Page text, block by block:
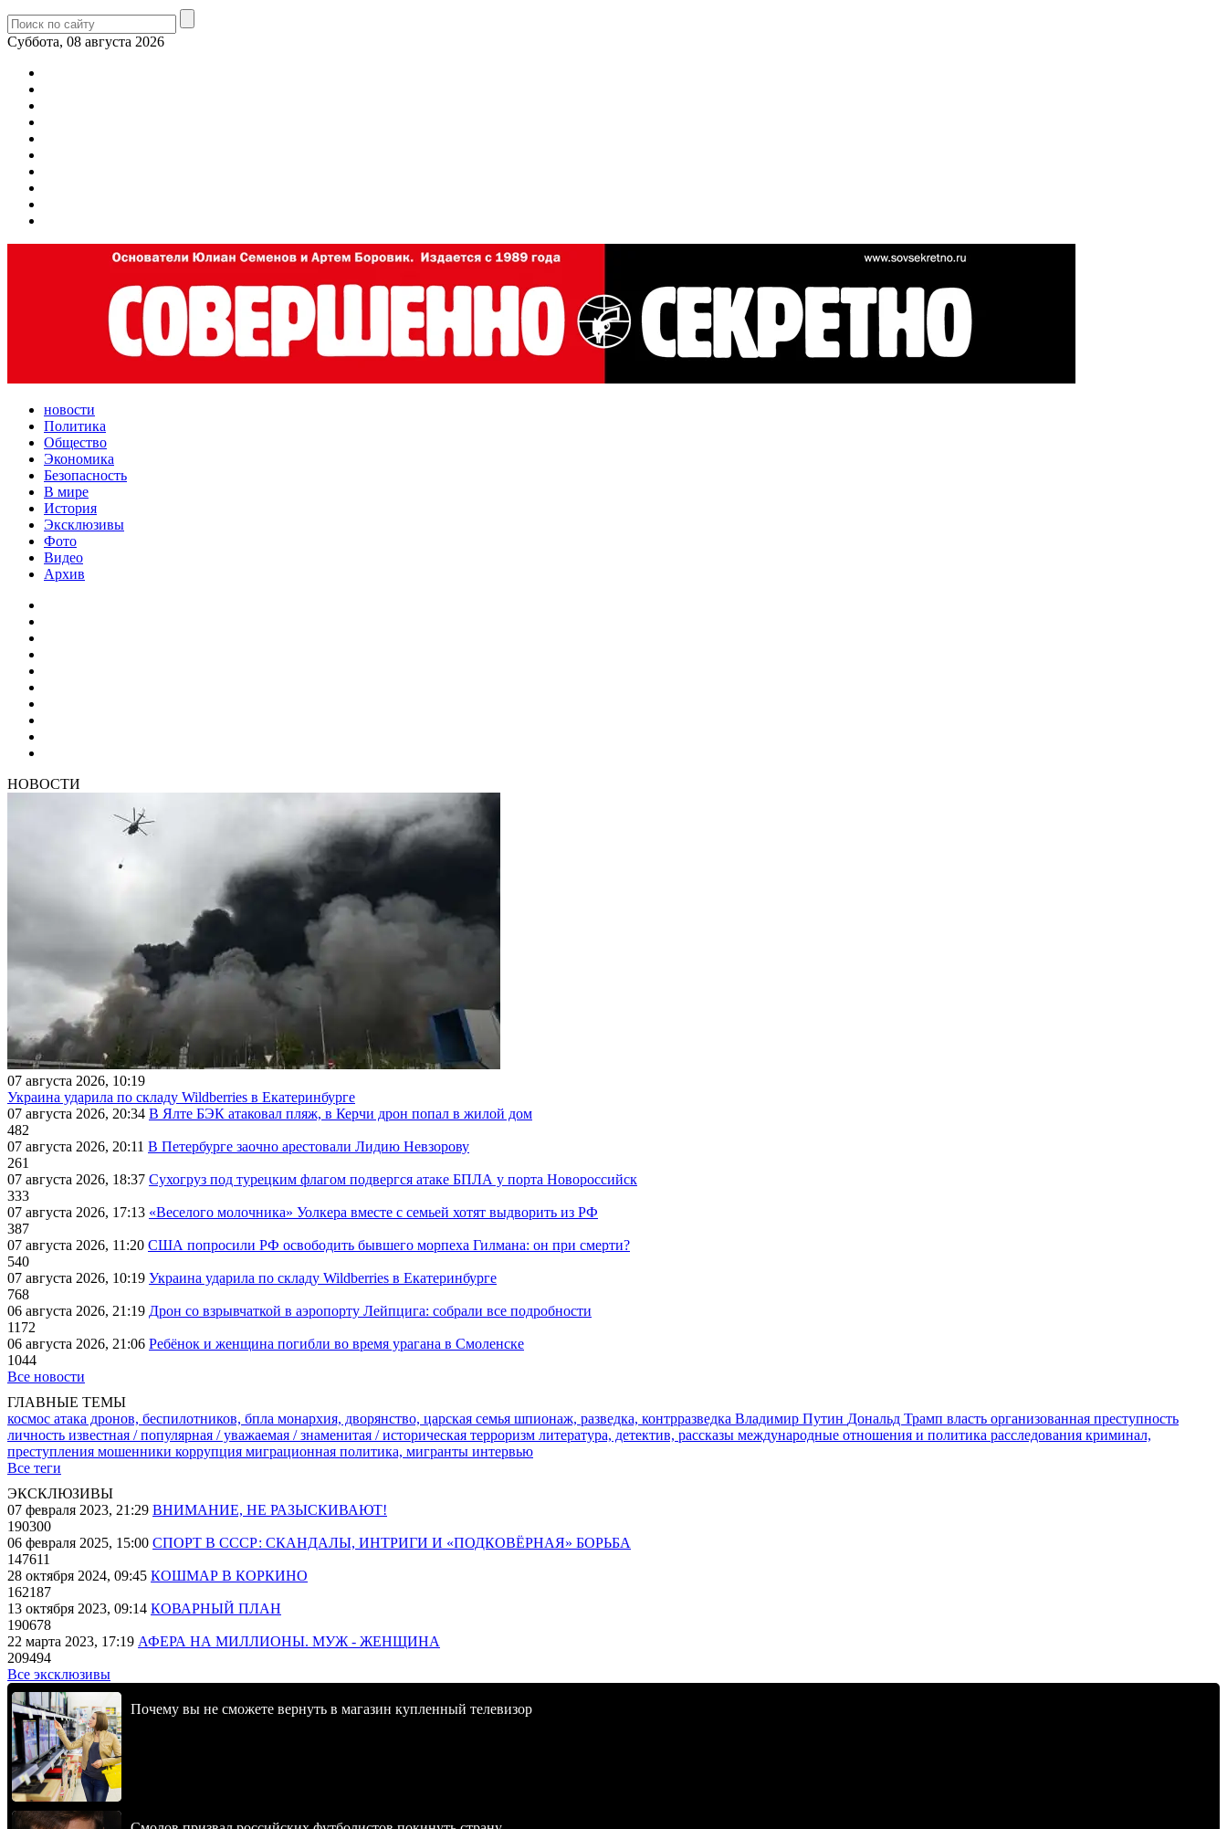
Суббота, 08 августа 2026
новости
Политика
Общество
Экономика
Безопасность
В мире
История
Эксклюзивы
Фото
Видео
Архив
НОВОСТИ
07 августа 2026, 10:19
Украина ударила по складу Wildberries в Екатеринбурге
07 августа 2026, 20:34 В Ялте БЭК атаковал пляж, в Керчи дрон попал в жилой дом
482
07 августа 2026, 20:11 В Петербурге заочно арестовали Лидию Невзорову
261
07 августа 2026, 18:37 Сухогруз под турецким флагом подвергся атаке БПЛА у порта Новороссийск
333
07 августа 2026, 17:13 «Веселого молочника» Уолкера вместе с семьей хотят выдворить из РФ
387
07 августа 2026, 11:20 США попросили РФ освободить бывшего морпеха Гилмана: он при смерти?
540
07 августа 2026, 10:19 Украина ударила по складу Wildberries в Екатеринбурге
768
06 августа 2026, 21:19 Дрон со взрывчаткой в аэропорту Лейпцига: собрали все подробности
1172
06 августа 2026, 21:06 Ребёнок и женщина погибли во время урагана в Смоленске
1044
Все новости
ГЛАВНЫЕ ТЕМЫ
космос атака дронов, беспилотников, бпла монархия, дворянство, царская семья шпионаж, разведка, контрразведка Владимир Путин Дональд Трамп власть организованная преступность
личность известная / популярная / уважаемая / знаменитая / историческая терроризм литература, детектив, рассказы международные отношения и политика расследования криминал,
преступления мошенники коррупция миграционная политика, мигранты интервью
Все теги
ЭКСКЛЮЗИВЫ
07 февраля 2023, 21:29 ВНИМАНИЕ, НЕ РАЗЫСКИВАЮТ!
190300
06 февраля 2025, 15:00 СПОРТ В СССР: СКАНДАЛЫ, ИНТРИГИ И «ПОДКОВЁРНАЯ» БОРЬБА
147611
28 октября 2024, 09:45 КОШМАР В КОРКИНО
162187
13 октября 2023, 09:14 КОВАРНЫЙ ПЛАН
190678
22 марта 2023, 17:19 АФЕРА НА МИЛЛИОНЫ. МУЖ - ЖЕНЩИНА
209494
Все эксклюзивы
Почему вы не сможете вернуть в магазин купленный телевизор